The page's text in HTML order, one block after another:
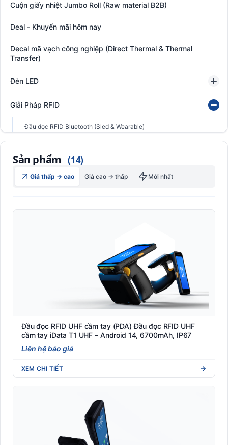
Cuộn giấy nhiệt Jumbo Roll (Raw material B2B)
Deal - Khuyến mãi hôm nay
Decal mã vạch công nghiệp (Direct Thermal & Thermal
Transfer)
Đèn LED
Giải Pháp RFID
Đầu đọc RFID Bluetooth (Sled & Wearable)
Đầu đọc RFID cầm tay
Đầu đọc RFID cố đinh
Đầu đọc RFID cố định (Fixed Mount Reader)
Đầu đọc RFID UHF cầm tay (PDA)
Giấy in nhiệt Receipt roll (cho POS, ATM)
Hệ thống giám sát đóng gói hàng hóa
In thẻ khách hàng
Kệ kho hàng
Kệ siêu thị trưng bày
Kiểm Soát Ra Vào Thông Minh
Kiểm soát thông minh
Sản phẩm (14)
Giá thấp → cao Giá cao → thấp Mới nhất
Đầu đọc RFID UHF cầm tay (PDA) Đầu đọc RFID UHF
cầm tay iData T1 UHF – Android 14, 6700mAh, IP67
Liên hệ báo giá
XEM CHI TIẾT